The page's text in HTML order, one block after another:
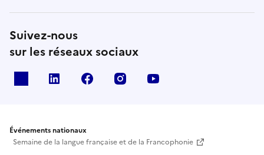
Suivez-nous
sur les réseaux sociaux
Linkedin Facebook Instagram
Événements nationaux
Semaine de la langue française et de la Francophonie